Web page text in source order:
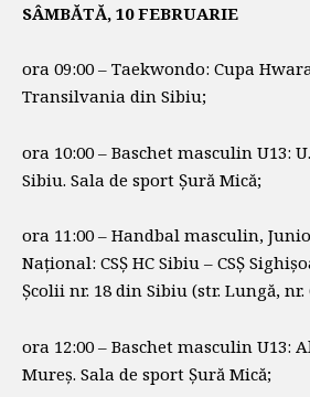
SÂMBĂTĂ, 10 FEBRUARIE
ora 09:00 – Taekwondo: Cupa
Transilvania din Sibiu;
ora 10:00 – Baschet masculin U13:
Sibiu. Sala de sport Șură Mică;
ora 11:00 – Handbal masculin,
Național: CSȘ HC Sibiu – CSȘ
Școlii nr. 18 din Sibiu (str. Lungă,
ora 12:00 – Baschet masculin U13:
Mureș. Sala de sport Șură Mică;